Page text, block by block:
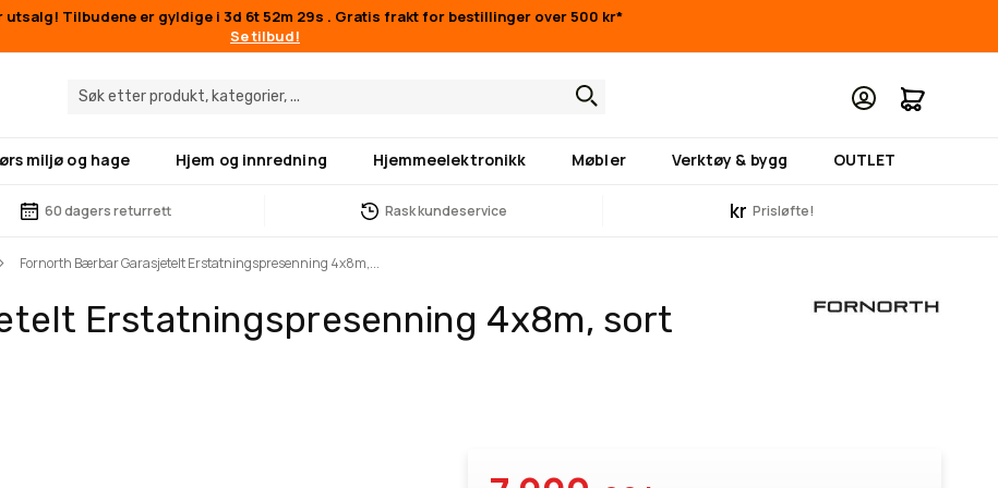
utsalg! Tilbudene er gyldige i 3d 6t 52m 29s . Gratis frakt for bestillinger over 500 kr*
Se tilbud!
Min
miljø og hage Hjem og innredning Hjemmeelektronikk Møbler Verktøy & bygg OUTLET
60 dagers returrett Rask kundeservice kr Prisløfte!
Fornorth Bærbar Garasjetelt Erstatningspresenning 4x8m,...
Erstatningspresenning 4x8m, sort